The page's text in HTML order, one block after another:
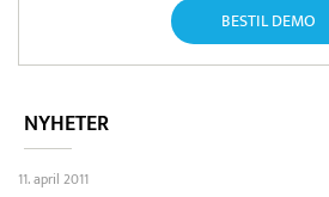
BESTIL DEMO
NYHETER
11. april 2011